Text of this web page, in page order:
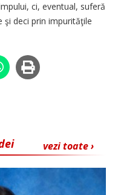
ci, eventual, suferă
şi deci prin impurităţile
vezi toate ›